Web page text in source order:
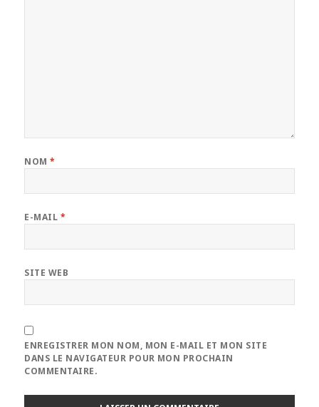
NOM*
E-MAIL *
SITE WEB
ENREGISTRER MON NOM, MON E-MAIL ET MON SITE
DANS LE NAVIGATEUR POUR MON PROCHAIN
COMMENTAIRE.